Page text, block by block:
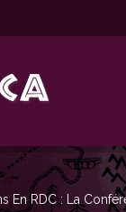
En RDC : La